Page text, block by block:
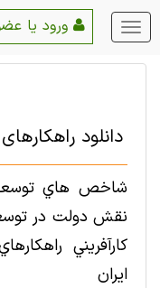
منو
اصلی
دانلود
شاخص هاي توسعه
نقش دولت در
كارآفريني
ايران